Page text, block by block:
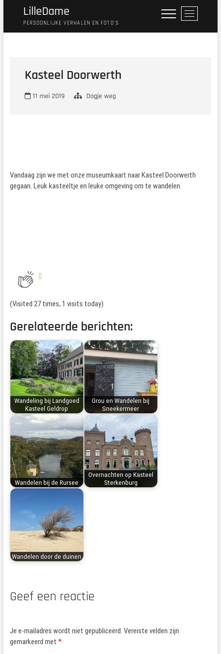
LilleDame
PERSOONLIJKE VERHALEN EN FOTO'S
M
e
n
Kasteel Doorwerth
11 mei 2019 Dagje weg
Vandaag zijn we met onze museumkaart naar Kasteel Doorwerth
gegaan. Leuk kasteeltje en leuke omgeving om te wandelen.
0
(Visited 27 times, 1 visits today)
Gerelateerde berichten:
Wandeling bij Landgoed
Kasteel Geldrop
Grou en Wandelen bij
Sneekermeer
Wandelen bij de Rursee
Overnachten op Kasteel
Sterkenburg
Wandelen door de duinen
Geef een reactie
Je e-mailadres wordt niet gepubliceerd. Vereiste velden zijn
gemarkeerd met *